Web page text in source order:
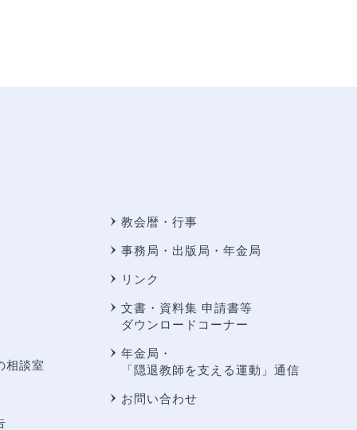
相談室
教会暦・行事
事務局・出版局・年金局
リンク
文書・資料集 申請書等
ダウンロードコーナー
年金局・
「隠退教師を支える運動」通信
お問い合わせ